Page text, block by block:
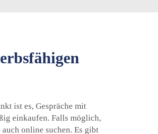
ist es, Gespräche mit
einkaufen. Falls möglich,
online suchen. Es gibt